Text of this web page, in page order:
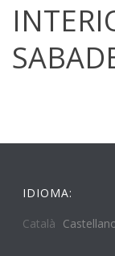
IDIOMA:
Català